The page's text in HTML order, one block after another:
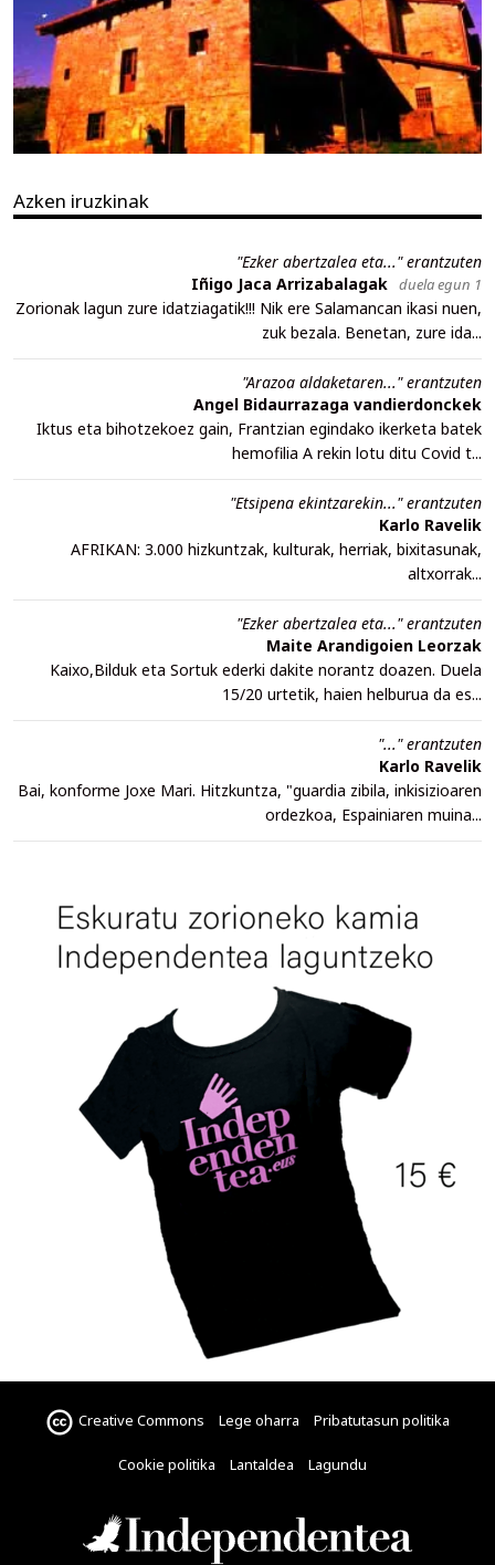
Azken iruzkinak
"Ezker abertzalea eta..." erantzuten
Iñigo Jaca Arrizabalagak duela egun 1
Zorionak lagun zure idatziagatik!!! Nik ere Salamancan ikasi nuen,
zuk bezala. Benetan, zure ida...
"Arazoa aldaketaren..." erantzuten
Angel Bidaurrazaga vandierdonckek
Iktus eta bihotzekoez gain, Frantzian egindako ikerketa batek
hemofilia A rekin lotu ditu Covid t...
"Etsipena ekintzarekin..." erantzuten
Karlo Ravelik
AFRIKAN: 3.000 hizkuntzak, kulturak, herriak, bixitasunak,
altxorrak...
"Ezker abertzalea eta..." erantzuten
Maite Arandigoien Leorzak
Kaixo,Bilduk eta Sortuk ederki dakite norantz doazen. Duela
15/20 urtetik, haien helburua da es...
"..." erantzuten
Karlo Ravelik
Bai, konforme Joxe Mari. Hitzkuntza, "guardia zibila, inkisizioaren
ordezkoa, Espainiaren muina...
Creative Commons Lege oharra Pribatutasun politika
Cookie politika Lantaldea Lagundu